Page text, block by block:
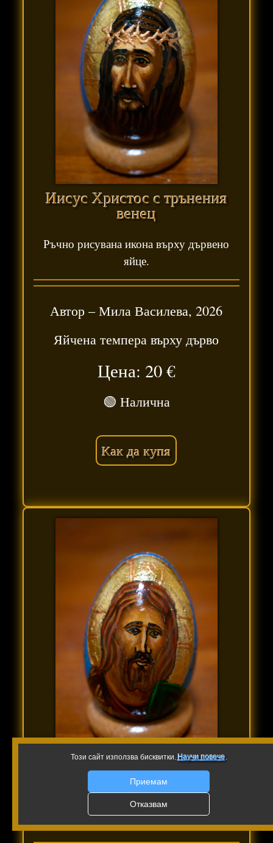
Иисус Христос с трънения
венец
Ръчно рисувана икона върху дървено
яйце.
Автор –Мила Василева,2026
Яйчена темпера върху дърво
Цена: 20€
🟢 Налична
Как да купя
Иисус Христос Пантократор
Ръчно рисувана икона върху дървено
яйце.
Този сайт използва бисквитки. Научи повече.
Приемам
Отказвам